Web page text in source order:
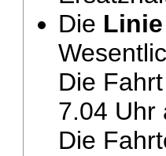
Die
Die
7.04
Die